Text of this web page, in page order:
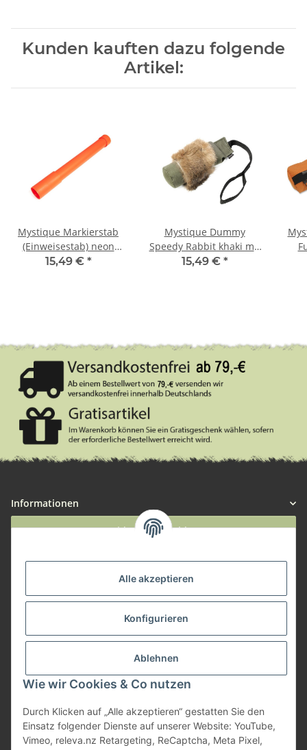
Alle akzeptieren
Konfigurieren
Ablehnen
Wie wir Cookies & Co nutzen
Durch Klicken auf „Alle akzeptieren“ gestatten Sie den
Einsatz folgender Dienste auf unserer Website: YouTube,
Vimeo, releva.nz Retargeting, ReCaptcha, Meta Pixel,
Kunden kauften dazu folgende
Artikel:
Mystique Markierstab
(Einweisestab) neon
orange 1 Stk.
15,49 € *
Mystique Dummy
Speedy Rabbit khaki mit
Fell 250g
15,49 € *
Informationen
Widerruf anmelden
Herstellerinformationen